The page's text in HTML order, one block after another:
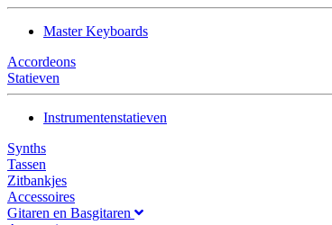
Master Keyboards
Accordeons
Statieven
Instrumentenstatieven
Synths
Tassen
Zitbankjes
Accessoires
Gitaren en Basgitaren